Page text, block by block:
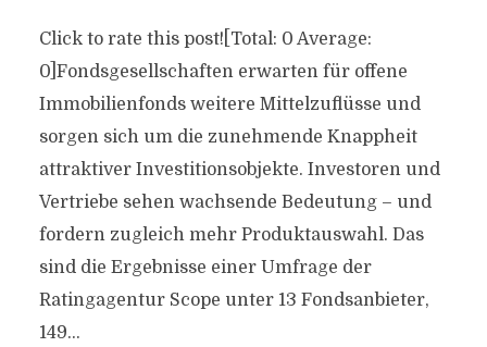
Click to rate this post![Total: 0 Average:
0]Fondsgesellschaften erwarten für offene
Immobilienfonds weitere Mittelzuflüsse und
sorgen sich um die zunehmende Knappheit
attraktiver Investitionsobjekte. Investoren und
Vertriebe sehen wachsende Bedeutung – und
fordern zugleich mehr Produktauswahl. Das
sind die Ergebnisse einer Umfrage der
Ratingagentur Scope unter 13 Fondsanbieter,
149...